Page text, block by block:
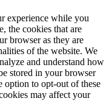
experience while you
the cookies that are
browser as they are
of the website. We
and understand how
stored in your browser
option to opt-out of these
may affect your